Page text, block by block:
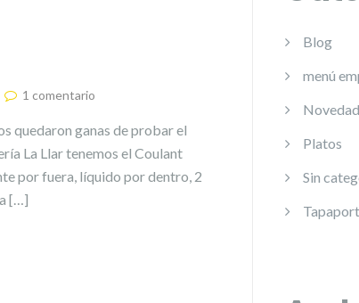
1 comentario
quedaron ganas de probar el
La Llar tenemos el Coulant
por fuera, líquido por dentro, 2
[…]
Blog
menú
Platos
Sin